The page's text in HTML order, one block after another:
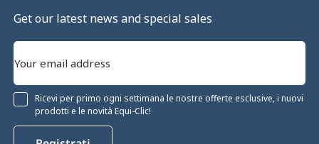
Get our latest news and special sales
Ricevi per primo ogni settimana le nostre offerte esclusive, i nuovi
prodotti e le novità Equi-Clic!